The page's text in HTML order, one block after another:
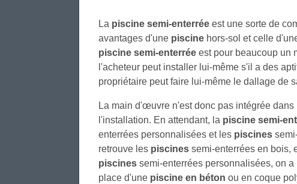
La piscine semi-enterrée est une sorte de
avantages d'une piscine hors-sol et celle
piscine semi-enterrée est pour beaucoup un
l'acheteur peut installer lui-même s'il a des
propriétaire peut faire lui-même le dallage de
La main d'œuvre n'est donc pas intégrée
l'installation. En attendant, la piscine semi-
enterrées personnalisées et les piscines
retrouve les piscines semi-enterrées en bois,
piscines semi-enterrées personnalisées, on a
place d'une piscine en béton ou en coque